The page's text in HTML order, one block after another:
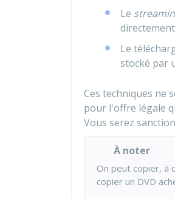
Le
Le
stocké par
Ces techniques ne
pour l'offre légale
Vous serez
À noter
On peut copier, à
copier un DVD